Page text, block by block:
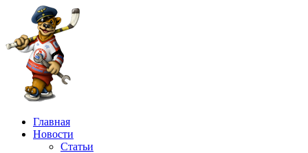
Главная
Новости
Статьи